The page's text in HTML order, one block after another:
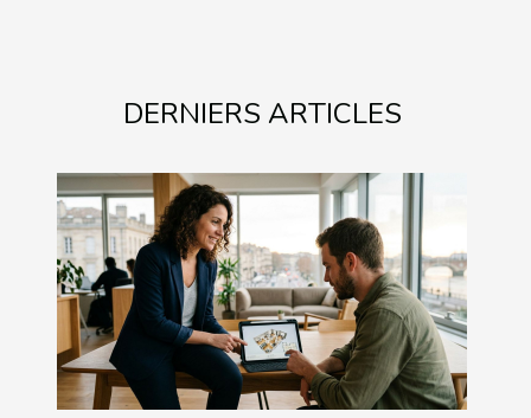
DERNIERS ARTICLES